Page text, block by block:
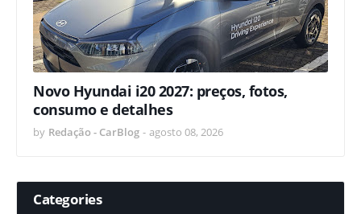
Novo Hyundai i20 2027: preços, fotos,
consumo e detalhes
by Redação - CarBlog - agosto 08, 2026
Categories